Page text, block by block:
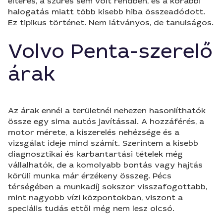
halogatás miatt több kisebb hiba összeadódott.
Ez tipikus történet. Nem látványos, de tanulságos.
Volvo Penta-szerelő
árak
Az árak ennél a területnél nehezen hasonlíthatók
össze egy sima autós javítással. A hozzáférés, a
motor mérete, a kiszerelés nehézsége és a
vizsgálat ideje mind számít. Szerintem a kisebb
diagnosztikai és karbantartási tételek még
vállalhatók, de a komolyabb bontás vagy hajtás
körüli munka már érzékeny összeg. Pécs
térségében a munkadíj sokszor visszafogottabb,
mint nagyobb vízi központokban, viszont a
speciális tudás ettől még nem lesz olcsó.